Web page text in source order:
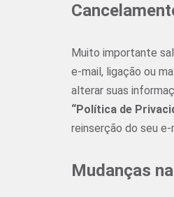
Muito importante
e-mail, ligação ou
alterar suas
“Política de
reinserção do seu
Mudanças